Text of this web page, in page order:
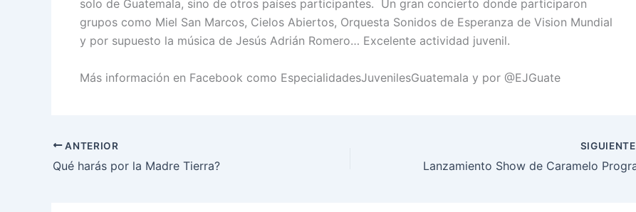
solo de Guatemala, sino de otros países participantes. Un gran concierto donde participaron
grupos como Miel San Marcos, Cielos Abiertos, Orquesta Sonidos de Esperanza de Vision Mundial
y por supuesto la música de Jesús Adrián Romero… Excelente actividad juvenil.
Más información en Facebook como EspecialidadesJuvenilesGuatemala y por @EJGuate
ANTERIOR
Qué harás por la Madre Tierra?
SIGUIENTE